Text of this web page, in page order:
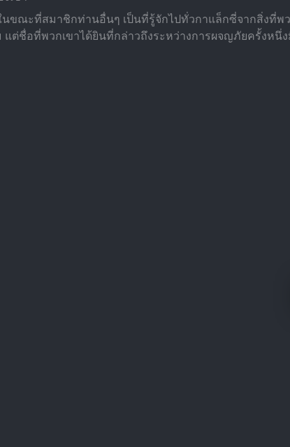
ณะที่สมาชิกท่านอื่นๆ เป็นที่รู้จักไปทั่วกาแล็กซี่จากสิ่งที่พว
ต่ชื่อที่พวกเขาได้ยินที่กล่าวถึงระหว่างการผจญภัยครั้งหนึ่